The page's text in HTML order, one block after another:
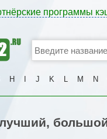
программы
H J K L M N